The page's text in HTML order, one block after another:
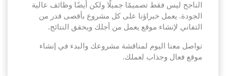
الناجح ليس فقط تصميمًا جميلًا ولكن أيضًا وظائف عالية
الجودة. يعمل خبراؤنا على كل مشروع بأقصى قدر من
التفاني لإنشاء موقع يعمل من أجلك ويحقق النتائج.
تواصل معنا اليوم لمناقشة مشروعك والبدء في إنشاء
موقع فعال وجذاب لعملك.